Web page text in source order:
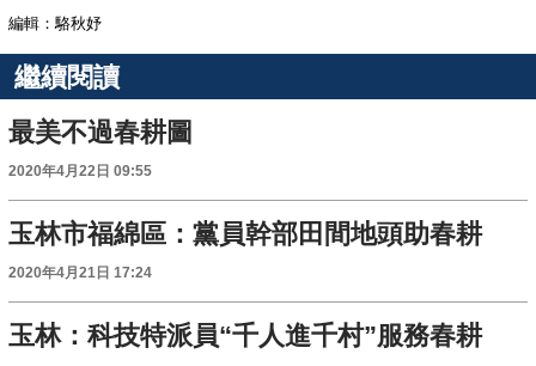
編輯：駱秋妤
繼續閱讀
最美不過春耕圖
2020年4月22日 09:55
玉林市福綿區：黨員幹部田間地頭助春耕
2020年4月21日 17:24
玉林：科技特派員“千人進千村”服務春耕